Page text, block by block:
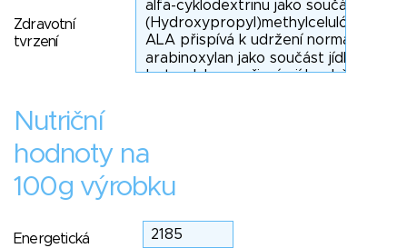
Zdravotní
tvrzení
Nutriční
hodnoty na
100g výrobku
Energetická